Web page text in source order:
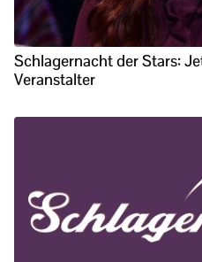
Schlagernacht der Stars:
Veranstalter